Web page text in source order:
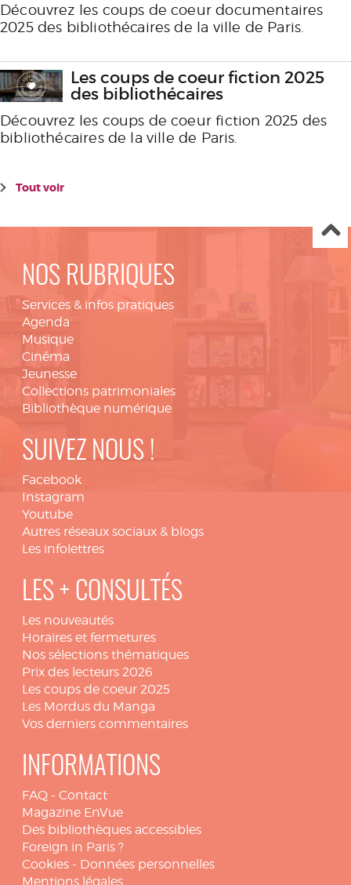
Découvrez les coups de coeur documentaires
2025 des bibliothécaires de la ville de Paris.
Les coups de coeur fiction 2025
des bibliothécaires
Découvrez les coups de coeur fiction 2025 des
bibliothécaires de la ville de Paris.
Tout voir
NOS RUBRIQUES
Services & infos pratiques
Agenda
Musique
Cinéma
Jeunesse
Collections patrimoniales
Bibliothèque numérique
SUIVEZ NOUS !
Facebook
Instagram
Youtube
Autres réseaux sociaux & blogs
Les infolettres
LES + CONSULTÉS
Les nouveautés
Horaires et fermetures
Nos sélections thématiques
Prix des lecteurs 2026
Les coups de coeur 2025
Les Mordus du Manga
Vos derniers commentaires
INFORMATIONS
FAQ - Contact
Magazine EnVue
Des bibliothèques accessibles
Foreign in Paris ?
Cookies - Données personnelles
Mentions légales